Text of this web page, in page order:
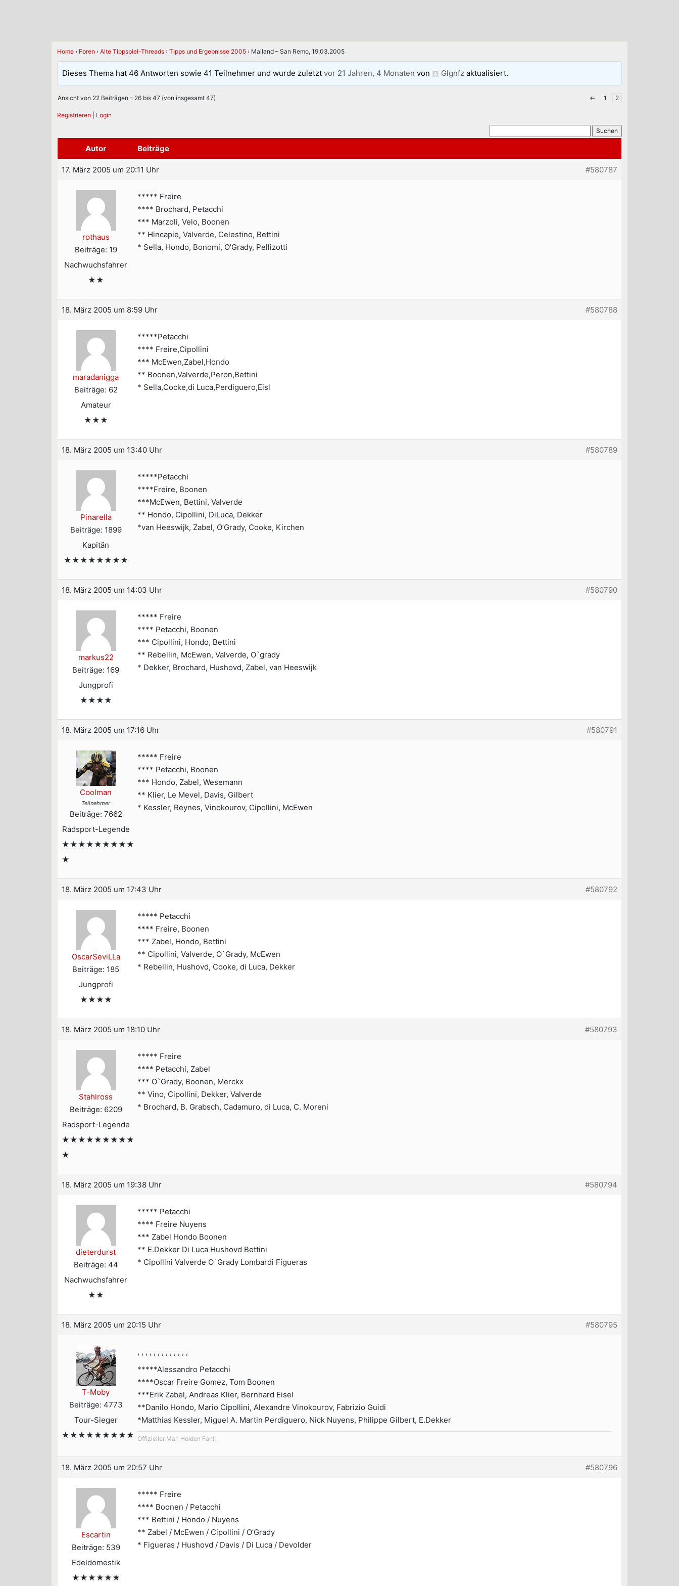
Home › Foren › Alte Tippspiel-Threads › Tipps und Ergebnisse 2005 › Mailand – San Remo, 19.03.2005
Dieses Thema hat 46 Antworten sowie 41 Teilnehmer und wurde zuletztvor 21 Jahren, 4 Monaten von Glgnfz aktualisiert.
Ansicht von 22 Beiträgen – 26 bis 47 (von insgesamt 47) ← 1 2
Registrieren Login
Autor Beiträge
17. März 2005 um 20:11 Uhr #580787
rothaus
Beiträge: 19
Nachwuchsfahrer
★★
***** Freire
**** Brochard, Petacchi
*** Marzoli, Velo, Boonen
** Hincapie, Valverde, Celestino, Bettini
* Sella, Hondo, Bonomi, O’Grady, Pellizotti
18. März 2005 um 8:59 Uhr #580788
maradanigga
Beiträge: 62
Amateur
★★★
*****Petacchi
**** Freire,Cipollini
*** McEwen,Zabel,Hondo
** Boonen,Valverde,Peron,Bettini
* Sella,Cocke,di Luca,Perdiguero,Eisl
18. März 2005 um 13:40 Uhr #580789
Pinarella
Beiträge: 1899
Kapitän
★★★★★★★★
*****Petacchi
****Freire, Boonen
***McEwen, Bettini, Valverde
** Hondo, Cipollini, DiLuca, Dekker
*van Heeswijk, Zabel, O’Grady, Cooke, Kirchen
18. März 2005 um 14:03 Uhr #580790
markus22
Beiträge: 169
Jungprofi
★★★★
***** Freire
**** Petacchi, Boonen
*** Cipollini, Hondo, Bettini
** Rebellin, McEwen, Valverde, O`grady
* Dekker, Brochard, Hushovd, Zabel, van Heeswijk
18. März 2005 um 17:16 Uhr #580791
Coolman
Teilnehmer
Beiträge: 7662
Radsport-Legende
★★★★★★★★★
★
***** Freire
**** Petacchi, Boonen
*** Hondo, Zabel, Wesemann
** Klier, Le Mevel, Davis, Gilbert
* Kessler, Reynes, Vinokourov, Cipollini, McEwen
18. März 2005 um 17:43 Uhr #580792
OscarSeviLLa
Beiträge: 185
Jungprofi
★★★★
***** Petacchi
**** Freire, Boonen
*** Zabel, Hondo, Bettini
** Cipollini, Valverde, O`Grady, McEwen
* Rebellin, Hushovd, Cooke, di Luca, Dekker
18. März 2005 um 18:10 Uhr #580793
Stahlross
Beiträge: 6209
Radsport-Legende
★★★★★★★★★
★
***** Freire
**** Petacchi, Zabel
*** O`Grady, Boonen, Merckx
** Vino, Cipollini, Dekker, Valverde
* Brochard, B. Grabsch, Cadamuro, di Luca, C. Moreni
18. März 2005 um 19:38 Uhr #580794
dieterdurst
Beiträge: 44
Nachwuchsfahrer
★★
***** Petacchi
**** Freire Nuyens
*** Zabel Hondo Boonen
** E.Dekker Di Luca Hushovd Bettini
* Cipollini Valverde O´Grady Lombardi Figueras
18. März 2005 um 20:15 Uhr #580795
T-Moby
Beiträge: 4773
Tour-Sieger
★★★★★★★★★
, , , , , , , , , , , , ,
*****Alessandro Petacchi
****Oscar Freire Gomez, Tom Boonen
***Erik Zabel, Andreas Klier, Bernhard Eisel
**Danilo Hondo, Mario Cipollini, Alexandre Vinokourov, Fabrizio Guidi
*Matthias Kessler, Miguel A. Martin Perdiguero, Nick Nuyens, Philippe Gilbert, E.Dekker
Offizieller Mari Holden Fan!!
18. März 2005 um 20:57 Uhr #580796
Escartin
Beiträge: 539
Edeldomestik
★★★★★★
***** Freire
**** Boonen / Petacchi
*** Bettini / Hondo / Nuyens
** Zabel / McEwen / Cipollini / O’Grady
* Figueras / Hushovd / Davis / Di Luca / Devolder